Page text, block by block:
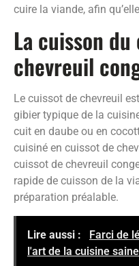
cuire la viande, afin
La cuisson
chevreuil
Le cuissot de chevreuil
gibier typique de la
cuit en daube ou en
cuisiné en cuissot de
cuissot de chevreuil
rapide de cuisson de la
préparation préalable.
Lire aussi :
Farci de
l'art de la cuisine